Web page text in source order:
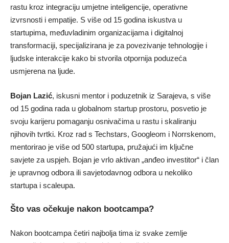
rastu kroz integraciju umjetne inteligencije, operativne
izvrsnosti i empatije. S više od 15 godina iskustva u
startupima, međuvladinim organizacijama i digitalnoj
transformaciji, specijalizirana je za povezivanje tehnologije i
ljudske interakcije kako bi stvorila otpornija poduzeća
usmjerena na ljude.
Bojan Lazić, iskusni mentor i poduzetnik iz Sarajeva, s više
od 15 godina rada u globalnom startup prostoru, posvetio je
svoju karijeru pomaganju osnivačima u rastu i skaliranju
njihovih tvrtki. Kroz rad s Techstars, Googleom i Norrskenom,
mentorirao je više od 500 startupa, pružajući im ključne
savjete za uspjeh. Bojan je vrlo aktivan „anđeo investitor“ i član
je upravnog odbora ili savjetodavnog odbora u nekoliko
startupa i scaleupa.
Što vas očekuje nakon bootcampa?
Nakon bootcampa četiri najbolja tima iz svake zemlje